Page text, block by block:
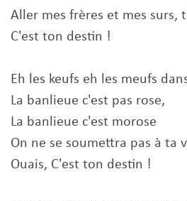
Aller mes frères et mes surs,
C'est ton destin !
Eh les keufs eh les meufs
La banlieue c'est pas rose,
La banlieue c'est morose
On ne se soumettra pas à ta
Ouais, C'est ton destin !